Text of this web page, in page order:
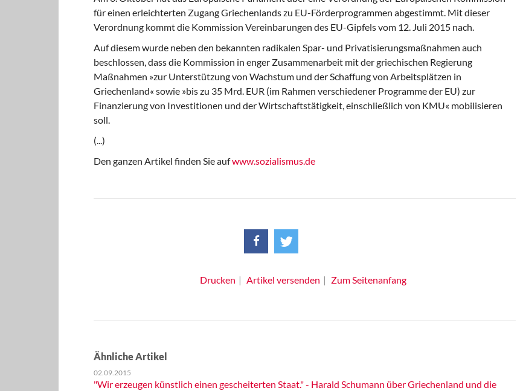
für einen erleichterten Zugang Griechenlands zu EU-Förderprogrammen abgestimmt. Mit dieser
Verordnung kommt die Kommission Vereinbarungen des EU-Gipfels vom 12. Juli 2015 nach.
Auf diesem wurde neben den bekannten radikalen Spar- und Privatisierungsmaßnahmen auch
beschlossen, dass die Kommission in enger Zusammenarbeit mit der griechischen Regierung
Maßnahmen »zur Unterstützung von Wachstum und der Schaffung von Arbeitsplätzen in
Griechenland« sowie »bis zu 35 Mrd. EUR (im Rahmen verschiedener Programme der EU) zur
Finanzierung von Investitionen und der Wirtschaftstätigkeit, einschließlich von KMU« mobilisieren
soll.
(...)
Den ganzen Artikel finden Sie aufwww.sozialismus.de
Drucken Artikel versenden Zum Seitenanfang
Ähnliche Artikel
02.09.2015
"Wir erzeugen künstlich einen gescheiterten Staat." - Harald Schumann über Griechenland und die